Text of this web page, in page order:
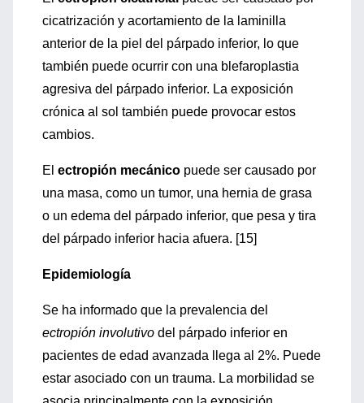
cicatrización y acortamiento de la laminilla
anterior de la piel del párpado inferior, lo que
también puede ocurrir con una blefaroplastia
agresiva del párpado inferior. La exposición
crónica al sol también puede provocar estos
cambios.
El ectropión mecánico puede ser causado por
una masa, como un tumor, una hernia de grasa
o un edema del párpado inferior, que pesa y tira
del párpado inferior hacia afuera. [15]
Epidemiología
Se ha informado que la prevalencia del
ectropión involutivo del párpado inferior en
pacientes de edad avanzada llega al 2%. Puede
estar asociado con un trauma. La morbilidad se